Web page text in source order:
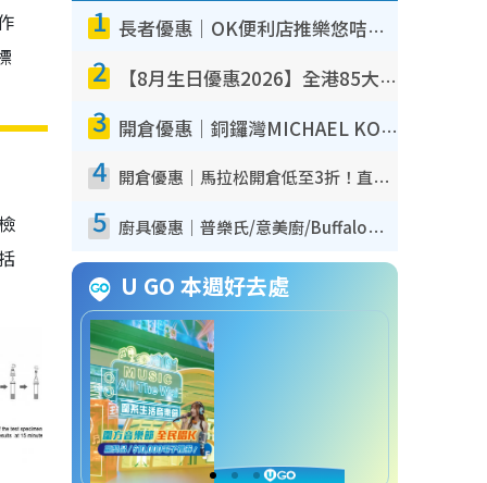
1 長者優惠｜OK便利店推樂悠咭優惠！買麵包/牛奶/保健品拍卡即減
2 【8月生日優惠2026】全港85大食買玩著數攻略 自助餐/火鍋放題同行免費＋誠品/DONKI送現金券
3 開倉優惠｜銅鑼灣MICHAEL KORS開倉低至17折！直擊$500起買手袋/銀包/鞋款 必買經典Jet Set系列
4 開倉優惠｜馬拉松開倉低至3折！直擊$99起買adidas／New Balance／Puma鞋款 STANLEY保溫杯劈價至$119起
5 廚具優惠｜普樂氏/意美廚/Buffalo廚具低至3折！$89起買煎鍋／炒鑊／個人鍋 同場小家電激減至$99起
U GO 本週好去處